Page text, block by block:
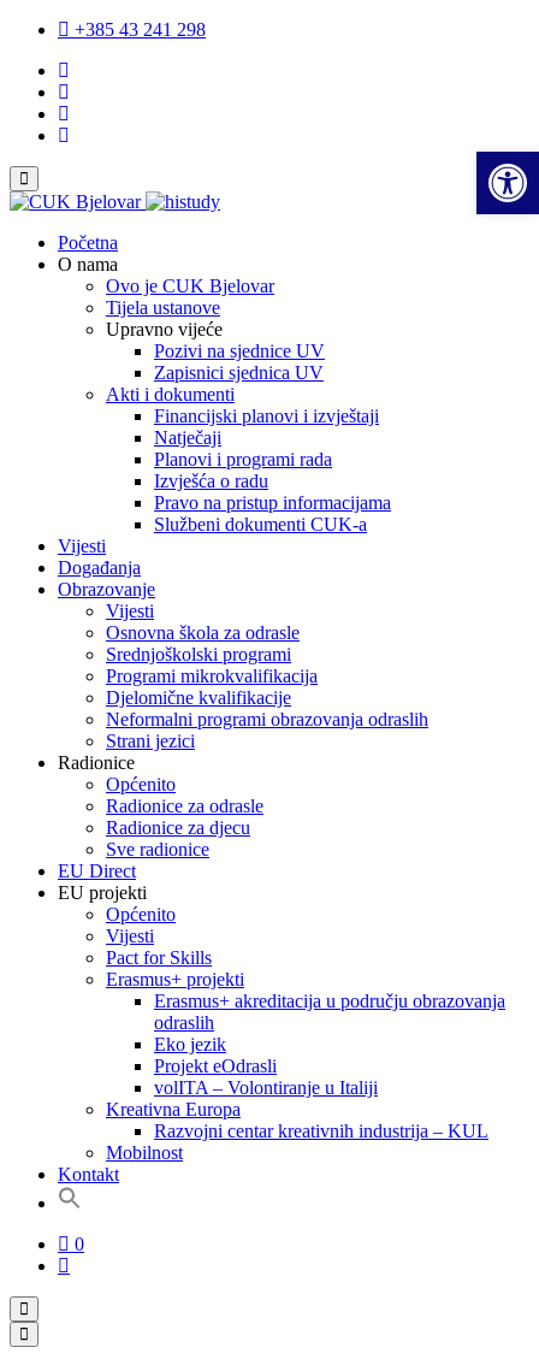
+385 43 241 298
Početna
O nama
Ovo je CUK Bjelovar
Tijela ustanove
Upravno vijeće
Pozivi na sjednice UV
Zapisnici sjednica UV
Akti i dokumenti
Financijski planovi i izvještaji
Natječaji
Planovi i programi rada
Izvješća o radu
​​​​​​​Pravo na pristup informacijama
Službeni dokumenti CUK-a
Vijesti
Događanja
Obrazovanje
Vijesti
Osnovna škola za odrasle
Srednjoškolski programi
Programi mikrokvalifikacija
Djelomične kvalifikacije
Neformalni programi obrazovanja odraslih
Strani jezici
Radionice
Općenito
Radionice za odrasle
Radionice za djecu
Sve radionice
EU Direct
EU projekti
Općenito
Vijesti
Pact for Skills
Erasmus+ projekti
Erasmus+ akreditacija u području obrazovanja
odraslih
Eko jezik
Projekt eOdrasli
volITA – Volontiranje u Italiji
Kreativna Europa
Razvojni centar kreativnih industrija – KUL
Mobilnost
Kontakt
Search
Search Button
0